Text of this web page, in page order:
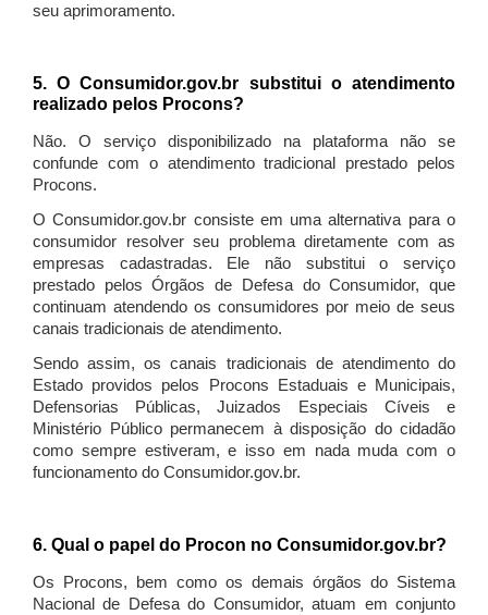
seu aprimoramento.
5. O Consumidor.gov.br substitui o atendimento
realizado pelos Procons?
Não. O serviço disponibilizado na plataforma não se
confunde com o atendimento tradicional prestado pelos
Procons.
O Consumidor.gov.br consiste em uma alternativa para o
consumidor resolver seu problema diretamente com as
empresas cadastradas. Ele não substitui o serviço
prestado pelos Órgãos de Defesa do Consumidor, que
continuam atendendo os consumidores por meio de seus
canais tradicionais de atendimento.
Sendo assim, os canais tradicionais de atendimento do
Estado providos pelos Procons Estaduais e Municipais,
Defensorias Públicas, Juizados Especiais Cíveis e
Ministério Público permanecem à disposição do cidadão
como sempre estiveram, e isso em nada muda com o
funcionamento do Consumidor.gov.br.
6. Qual o papel do Procon no Consumidor.gov.br?
Os Procons, bem como os demais órgãos do Sistema
Nacional de Defesa do Consumidor, atuam em conjunto